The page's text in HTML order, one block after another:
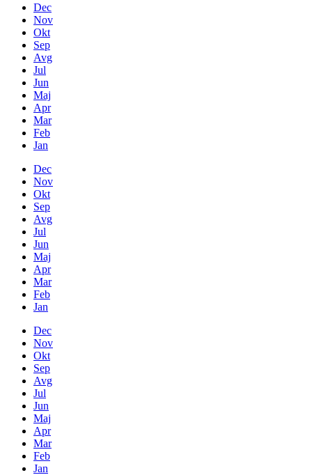
Dec
Nov
Okt
Sep
Avg
Jul
Jun
Maj
Apr
Mar
Feb
Jan
Dec
Nov
Okt
Sep
Avg
Jul
Jun
Maj
Apr
Mar
Feb
Jan
Dec
Nov
Okt
Sep
Avg
Jul
Jun
Maj
Apr
Mar
Feb
Jan